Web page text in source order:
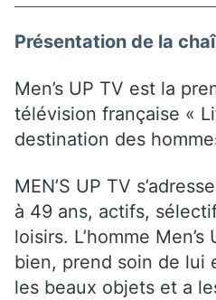
Présentation de la
Men’s UP TV est la
télévision française «
destination des
MEN’S UP TV
à 49 ans, actifs,
loisirs. L’homme
bien, prend soin de lui
les beaux objets et a